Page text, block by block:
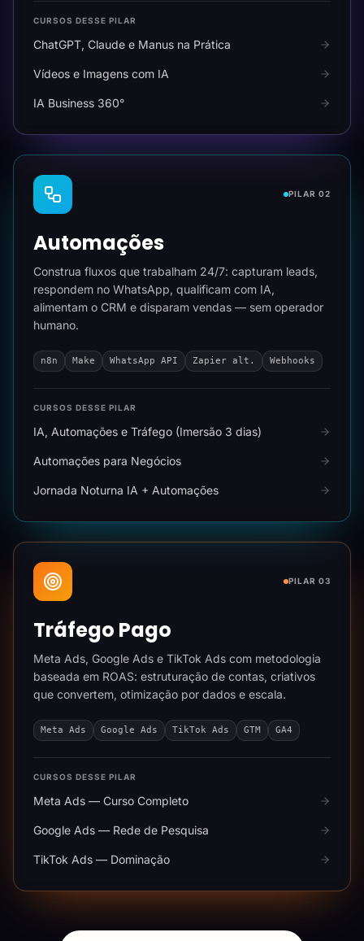
CURSOS DESSE PILAR
ChatGPT, Claude e Manus na Prática
Vídeos e Imagens com IA
IA Business 360°
PILAR 02
Automações
Construa fluxos que trabalham 24/7: capturam leads,
respondem no WhatsApp, qualificam com IA,
alimentam o CRM e disparam vendas — sem operador
humano.
n8n Make WhatsApp API Zapier alt. Webhooks
CURSOS DESSE PILAR
IA, Automações e Tráfego (Imersão 3 dias)
Automações para Negócios
Jornada Noturna IA + Automações
PILAR 03
Tráfego Pago
Meta Ads, Google Ads e TikTok Ads com metodologia
baseada em ROAS: estruturação de contas, criativos
que convertem, otimização por dados e escala.
Meta Ads Google Ads TikTok Ads GTM GA4
CURSOS DESSE PILAR
Meta Ads — Curso Completo
Google Ads — Rede de Pesquisa
TikTok Ads — Dominação